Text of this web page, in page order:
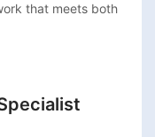
that meets both